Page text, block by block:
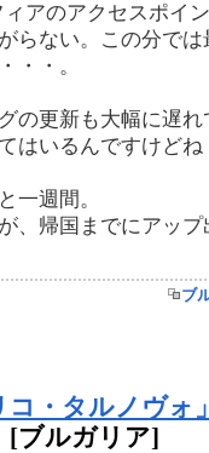
アのアクセスポイ
らない。この分で
・・。
の更新も大幅に遅
はいるんですけどね
一週間。
、帰国までにアッ
ブ
・タルノヴォ
[ブルガリア]